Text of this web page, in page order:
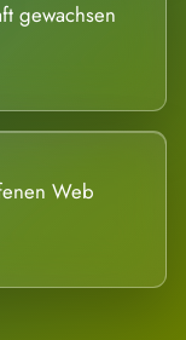
gewachsen
Web